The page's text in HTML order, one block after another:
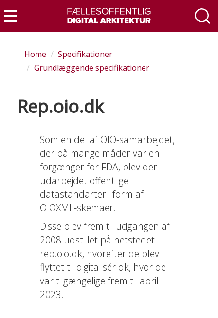
to
main
content
Menu
Home
Specifikationer
Grundlæggende specifikationer
Rep.oio.dk
Som en del af OIO-samarbejdet,
der på mange måder var en
forgænger for FDA, blev der
udarbejdet offentlige
datastandarter i form af
OIOXML-skemaer.
Disse blev frem til udgangen af
2008 udstillet på netstedet
rep.oio.dk, hvorefter de blev
flyttet til digitalisér.dk, hvor de
var tilgængelige frem til april
2023.